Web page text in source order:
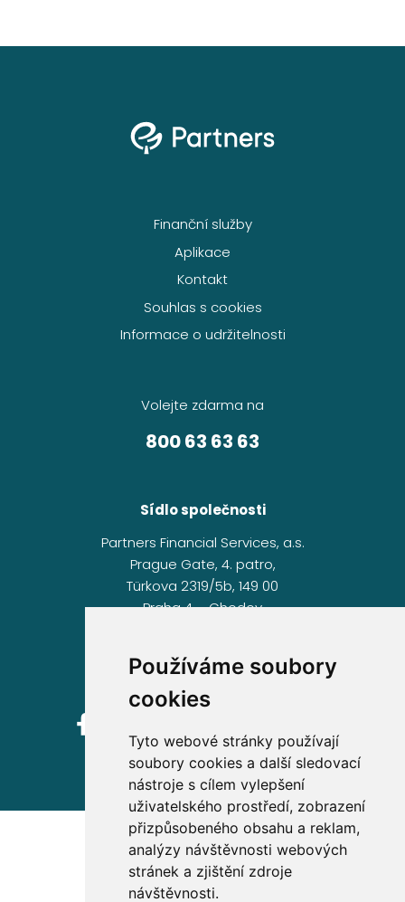
Používáme soubory
cookies
Tyto webové stránky používají
soubory cookies a další sledovací
nástroje s cílem vylepšení
uživatelského prostředí, zobrazení
přizpůsobeného obsahu a reklam,
analýzy návštěvnosti webových
stránek a zjištění zdroje
návštěvnosti.
Finanční služby
Aplikace
Kontakt
Souhlas s cookies
Informace o udržitelnosti
Volejte zdarma na
800 63 63 63
Sídlo společnosti
Partners Financial Services, a.s.
Prague Gate, 4. patro,
Türkova 2319/5b, 149 00
Praha 4 – Chodov